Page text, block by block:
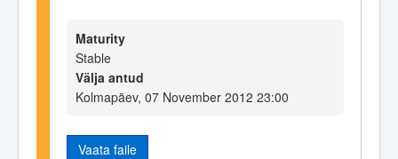
Maturity
Stable
Välja antud
Kolmapäev, 07 November 2012 23:00
Vaata faile